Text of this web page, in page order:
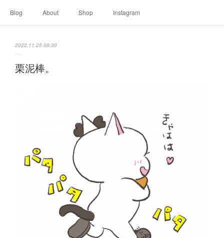
Blog About Shop Instagram
2022.11.25 08:30
栗泥棒。